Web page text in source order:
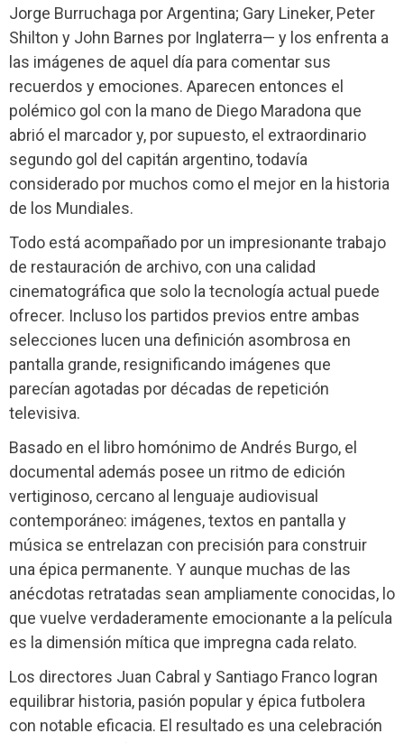
Jorge Burruchaga por Argentina; Gary Lineker, Peter
Shilton y John Barnes por Inglaterra— y los enfrenta a
las imágenes de aquel día para comentar sus
recuerdos y emociones. Aparecen entonces el
polémico gol con la mano de Diego Maradona que
abrió el marcador y, por supuesto, el extraordinario
segundo gol del capitán argentino, todavía
considerado por muchos como el mejor en la historia
de los Mundiales.
Todo está acompañado por un impresionante trabajo
de restauración de archivo, con una calidad
cinematográfica que solo la tecnología actual puede
ofrecer. Incluso los partidos previos entre ambas
selecciones lucen una definición asombrosa en
pantalla grande, resignificando imágenes que
parecían agotadas por décadas de repetición
televisiva.
Basado en el libro homónimo de Andrés Burgo, el
documental además posee un ritmo de edición
vertiginoso, cercano al lenguaje audiovisual
contemporáneo: imágenes, textos en pantalla y
música se entrelazan con precisión para construir
una épica permanente. Y aunque muchas de las
anécdotas retratadas sean ampliamente conocidas, lo
que vuelve verdaderamente emocionante a la película
es la dimensión mítica que impregna cada relato.
Los directores Juan Cabral y Santiago Franco logran
equilibrar historia, pasión popular y épica futbolera
con notable eficacia. El resultado es una celebración